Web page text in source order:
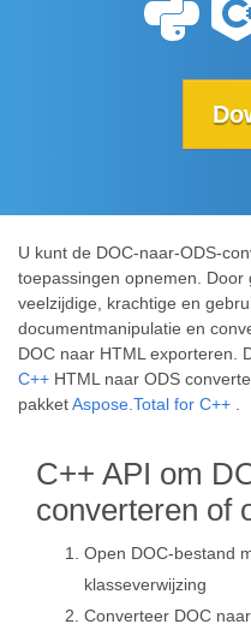
U kunt de DOC-naar-ODS-
toepassingen opnemen. Door
veelzijdige, krachtige en
documentmanipulatie en
DOC naar HTML exporteren.
C++ HTML naar ODS
pakketAspose.Total for C++
C++ API om
converteren of
Open DOC-bestand
klasseverwijzing
Converteer DOC